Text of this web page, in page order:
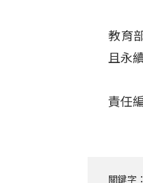
教育
且永
責任
關鍵字：